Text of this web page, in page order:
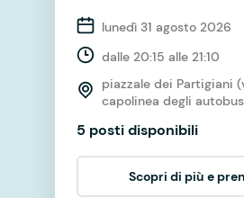
lunedì 31 agosto 2026
dalle 20:15 alle 21:10
piazzale dei Partigiani
capolinea degli
5 posti disponibili
Scopri di più e